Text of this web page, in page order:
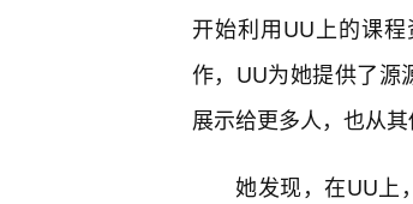
开始利用UU上的课
作，UU为她提供了源
展示给更多人，也从
她发现，在UU上